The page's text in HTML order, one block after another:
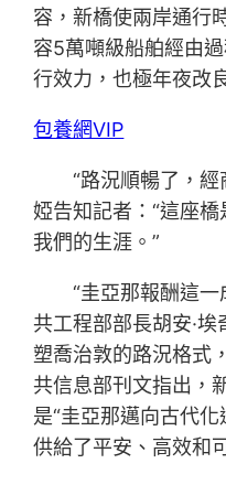
容，新橋使兩岸通行
容5萬噸級船舶經由
行效力，也極年夜改
包養網VIP
“路況順暢了，
婭告知記者：“這座
我們的生涯。”
“圭亞那報酬這
共工程部部長胡安·
塑喬治敦的路況格式
共信息部刊文指出，
是“圭亞那邁向古代
供給了平安、高效和